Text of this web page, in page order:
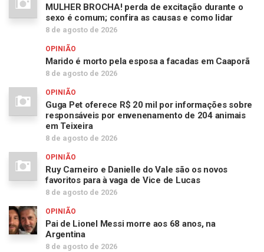
MULHER BROCHA! perda de excitação durante o
sexo é comum; confira as causas e como lidar
8 de agosto de 2026
OPINIÃO
Marido é morto pela esposa a facadas em Caaporã
8 de agosto de 2026
OPINIÃO
Guga Pet oferece R$ 20 mil por informações sobre
responsáveis por envenenamento de 204 animais
em Teixeira
8 de agosto de 2026
OPINIÃO
Ruy Carneiro e Danielle do Vale são os novos
favoritos para à vaga de Vice de Lucas
8 de agosto de 2026
OPINIÃO
Pai de Lionel Messi morre aos 68 anos, na
Argentina
8 de agosto de 2026